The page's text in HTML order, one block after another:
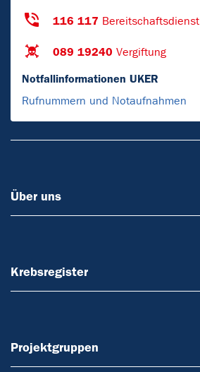
116 117 Bereitschaftsdienst
089 19240 Vergiftung
Notfallinformationen UKER
Rufnummern und Notaufnahmen
Über uns
Krebsregister
Projektgruppen